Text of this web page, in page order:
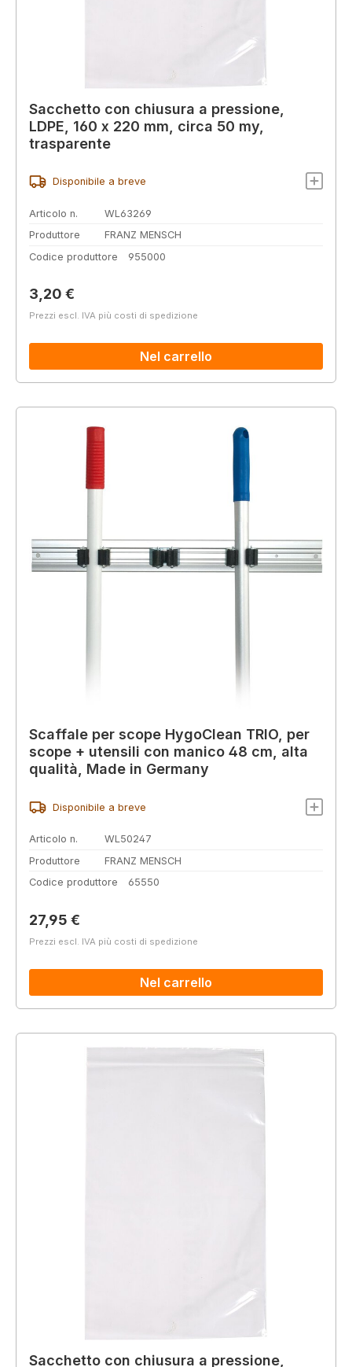
Sacchetto con chiusura a pressione,
LDPE, 160 x 220 mm, circa 50 my,
trasparente
Disponibile a breve
Articolo n.
WL63269
Produttore
FRANZ MENSCH
Codice produttore
955000
Prezzo normale:
3,20 €
Prezzi escl. IVA più costi di spedizione
Nel carrello
Scaffale per scope HygoClean TRIO, per
scope + utensili con manico 48 cm, alta
qualità, Made in Germany
Disponibile a breve
Articolo n.
WL50247
Produttore
FRANZ MENSCH
Codice produttore
65550
Prezzo normale:
27,95 €
Prezzi escl. IVA più costi di spedizione
Nel carrello
Sacchetto con chiusura a pressione,